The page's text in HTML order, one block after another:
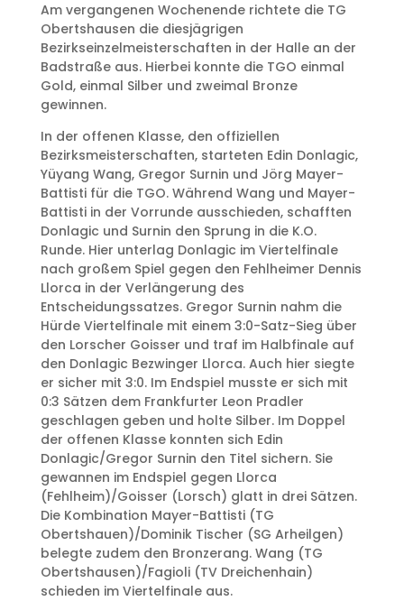
Am vergangenen Wochenende richtete die TG
Obertshausen die diesjägrigen
Bezirkseinzelmeisterschaften in der Halle an der
Badstraße aus. Hierbei konnte die TGO einmal
Gold, einmal Silber und zweimal Bronze
gewinnen.
In der offenen Klasse, den offiziellen
Bezirksmeisterschaften, starteten Edin Donlagic,
Yüyang Wang, Gregor Surnin und Jörg Mayer-
Battisti für die TGO. Während Wang und Mayer-
Battisti in der Vorrunde ausschieden, schafften
Donlagic und Surnin den Sprung in die K.O.
Runde. Hier unterlag Donlagic im Viertelfinale
nach großem Spiel gegen den Fehlheimer Dennis
Llorca in der Verlängerung des
Entscheidungssatzes. Gregor Surnin nahm die
Hürde Viertelfinale mit einem 3:0-Satz-Sieg über
den Lorscher Goisser und traf im Halbfinale auf
den Donlagic Bezwinger Llorca. Auch hier siegte
er sicher mit 3:0. Im Endspiel musste er sich mit
0:3 Sätzen dem Frankfurter Leon Pradler
geschlagen geben und holte Silber. Im Doppel
der offenen Klasse konnten sich Edin
Donlagic/Gregor Surnin den Titel sichern. Sie
gewannen im Endspiel gegen Llorca
(Fehlheim)/Goisser (Lorsch) glatt in drei Sätzen.
Die Kombination Mayer-Battisti (TG
Obertshauen)/Dominik Tischer (SG Arheilgen)
belegte zudem den Bronzerang. Wang (TG
Obertshausen)/Fagioli (TV Dreichenhain)
schieden im Viertelfinale aus.